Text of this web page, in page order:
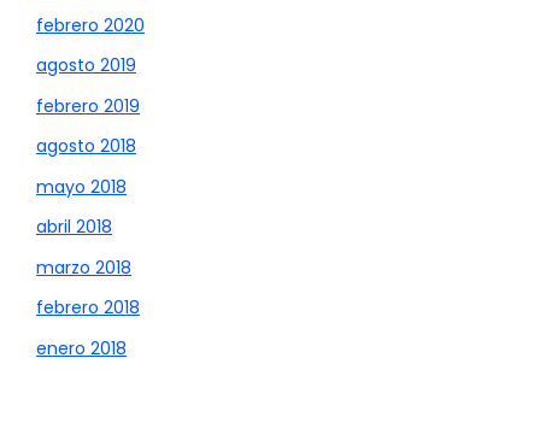
febrero 2020
agosto 2019
febrero 2019
agosto 2018
mayo 2018
abril 2018
marzo 2018
febrero 2018
enero 2018